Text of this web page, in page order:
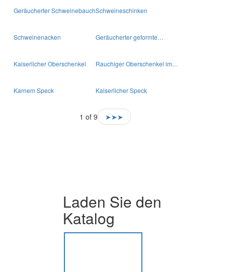
Geräucherter SchweinebauchSchweineschinken
Schweinenacken Geräucherter geformte…
Kaiserlicher Oberschenkel Rauchiger Oberschenkel im…
Karnem Speck Kaiserlicher Speck
1 of 9 ➤➤➤
Laden Sie den
Katalog